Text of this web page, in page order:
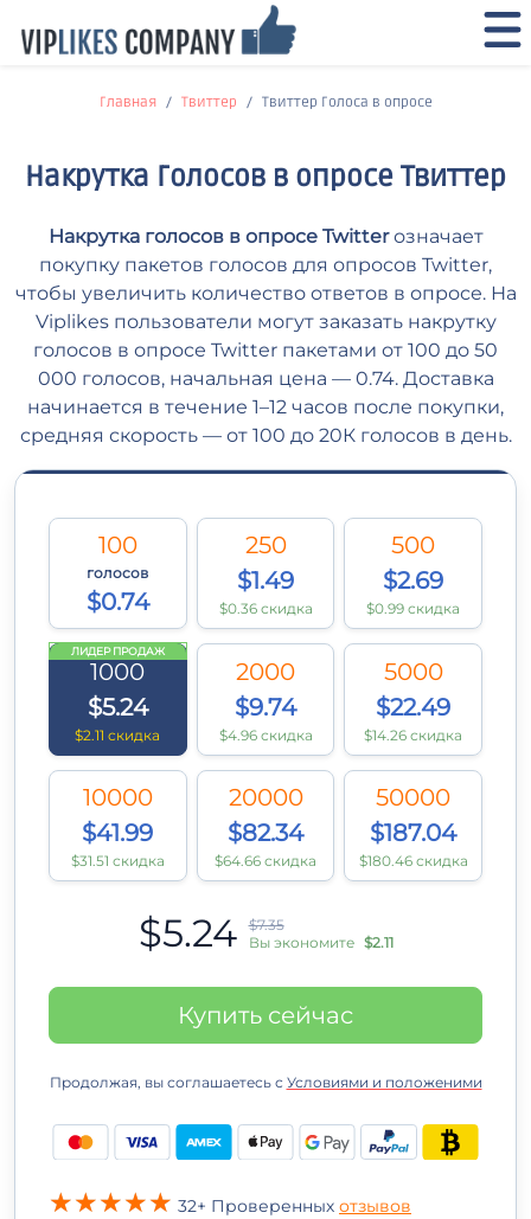
Главная Твиттер Твиттер Голоса в опросе
Накрутка Голосов в опросе Твиттер
Накрутка голосов в опросе Twitterозначает
покупку пакетов голосов для опросов Twitter,
чтобы увеличить количество ответов в опросе. На
Viplikes пользователи могут заказать накрутку
голосов в опросе Twitter пакетами от 100 до 50
000 голосов, начальная цена — 0.74. Доставка
начинается в течение 1–12 часов после покупки,
средняя скорость — от 100 до 20К голосов в день.
100
голосов
$0.74
250
$1.49
$0.36 скидка
500
$2.69
$0.99 скидка
ЛИДЕР ПРОДАЖ
1000
$5.24
$2.11 скидка
2000
$9.74
$4.96 скидка
5000
$22.49
$14.26 скидка
10000
$41.99
$31.51 скидка
20000
$82.34
$64.66 скидка
50000
$187.04
$180.46 скидка
$5.24
$7.35
Вы экономите $2.11
Купить сейчас
Продолжая, вы соглашаетесь с Условиями и положеними
32+ Проверенных отзывов